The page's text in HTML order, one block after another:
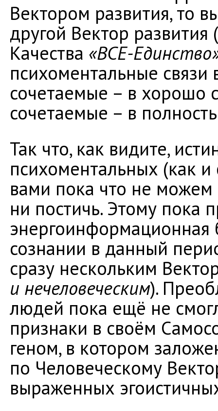
Вектором развития, то
другой Вектор
Качества «ВСЕ-
психоментальные связи
сочетаемые – в хорошо
сочетаемые – в
Так что, как видите,
психоментальных (как
вами пока что не
ни постичь. Этому пока
энергоинформационная
сознании в данный
сразу нескольким
и нечеловеческим).
людей пока ещё не
признаки в своём
геном, в котором
по Человеческому
выраженных